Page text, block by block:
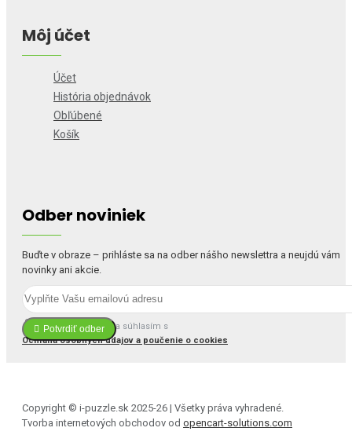
Môj účet
Účet
História objednávok
Obľúbené
Košík
Odber noviniek
Buďte v obraze – prihláste sa na odber nášho newslettra a neujdú vám
novinky ani akcie.
Potvrdiť odber
Prečítal(a) som si a súhlasím s
Ochrana osobných údajov a poučenie o cookies
Copyright © i-puzzle.sk 2025-26 | Všetky práva vyhradené.
Tvorba internetových obchodov od opencart-solutions.com